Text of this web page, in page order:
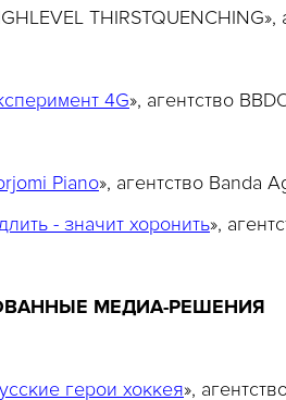
4G», агентство
Piano», агентство Banda
- значит хоронить»,
МЕДИА-РЕШЕНИЯ
герои хоккея»,